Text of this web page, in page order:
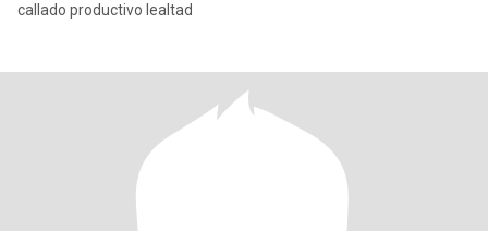
callado productivo lealtad